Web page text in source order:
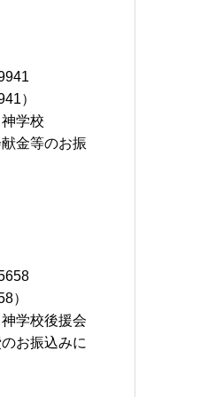
）
学校
金等のお振
）
学校後援会
お振込みに